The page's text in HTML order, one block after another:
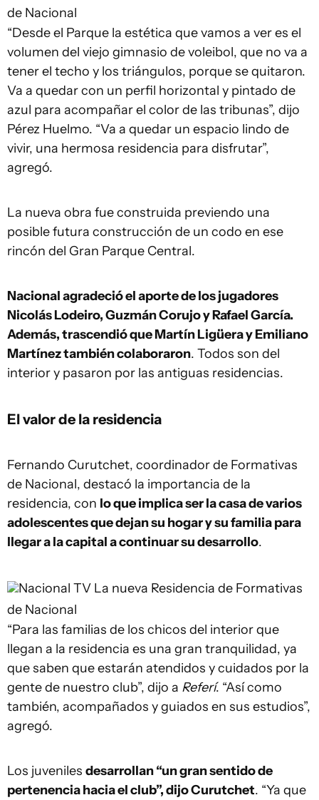
de Nacional
“Desde el Parque la estética que vamos a ver es el
volumen del viejo gimnasio de voleibol, que no va a
tener el techo y los triángulos, porque se quitaron.
Va a quedar con un perfil horizontal y pintado de
azul para acompañar el color de las tribunas”, dijo
Pérez Huelmo. “Va a quedar un espacio lindo de
vivir, una hermosa residencia para disfrutar”,
agregó.
La nueva obra fue construida previendo una
posible futura construcción de un codo en ese
rincón del Gran Parque Central.
Nacional agradeció el aporte de los jugadores
Nicolás Lodeiro, Guzmán Corujo y Rafael García.
Además, trascendió que Martín Ligüera y Emiliano
Martínez también colaboraron. Todos son del
interior y pasaron por las antiguas residencias.
El valor de la residencia
Fernando Curutchet, coordinador de Formativas
de Nacional, destacó la importancia de la
residencia, con lo que implica ser la casa de varios
adolescentes que dejan su hogar y su familia para
llegar a la capital a continuar su desarrollo.
Nacional TV La nueva Residencia de Formativas
de Nacional
“Para las familias de los chicos del interior que
llegan a la residencia es una gran tranquilidad, ya
que saben que estarán atendidos y cuidados por la
gente de nuestro club”, dijo a Referí. “Así como
también, acompañados y guiados en sus estudios”,
agregó.
Los juveniles desarrollan “un gran sentido de
pertenencia hacia el club”, dijo Curutchet. “Ya que